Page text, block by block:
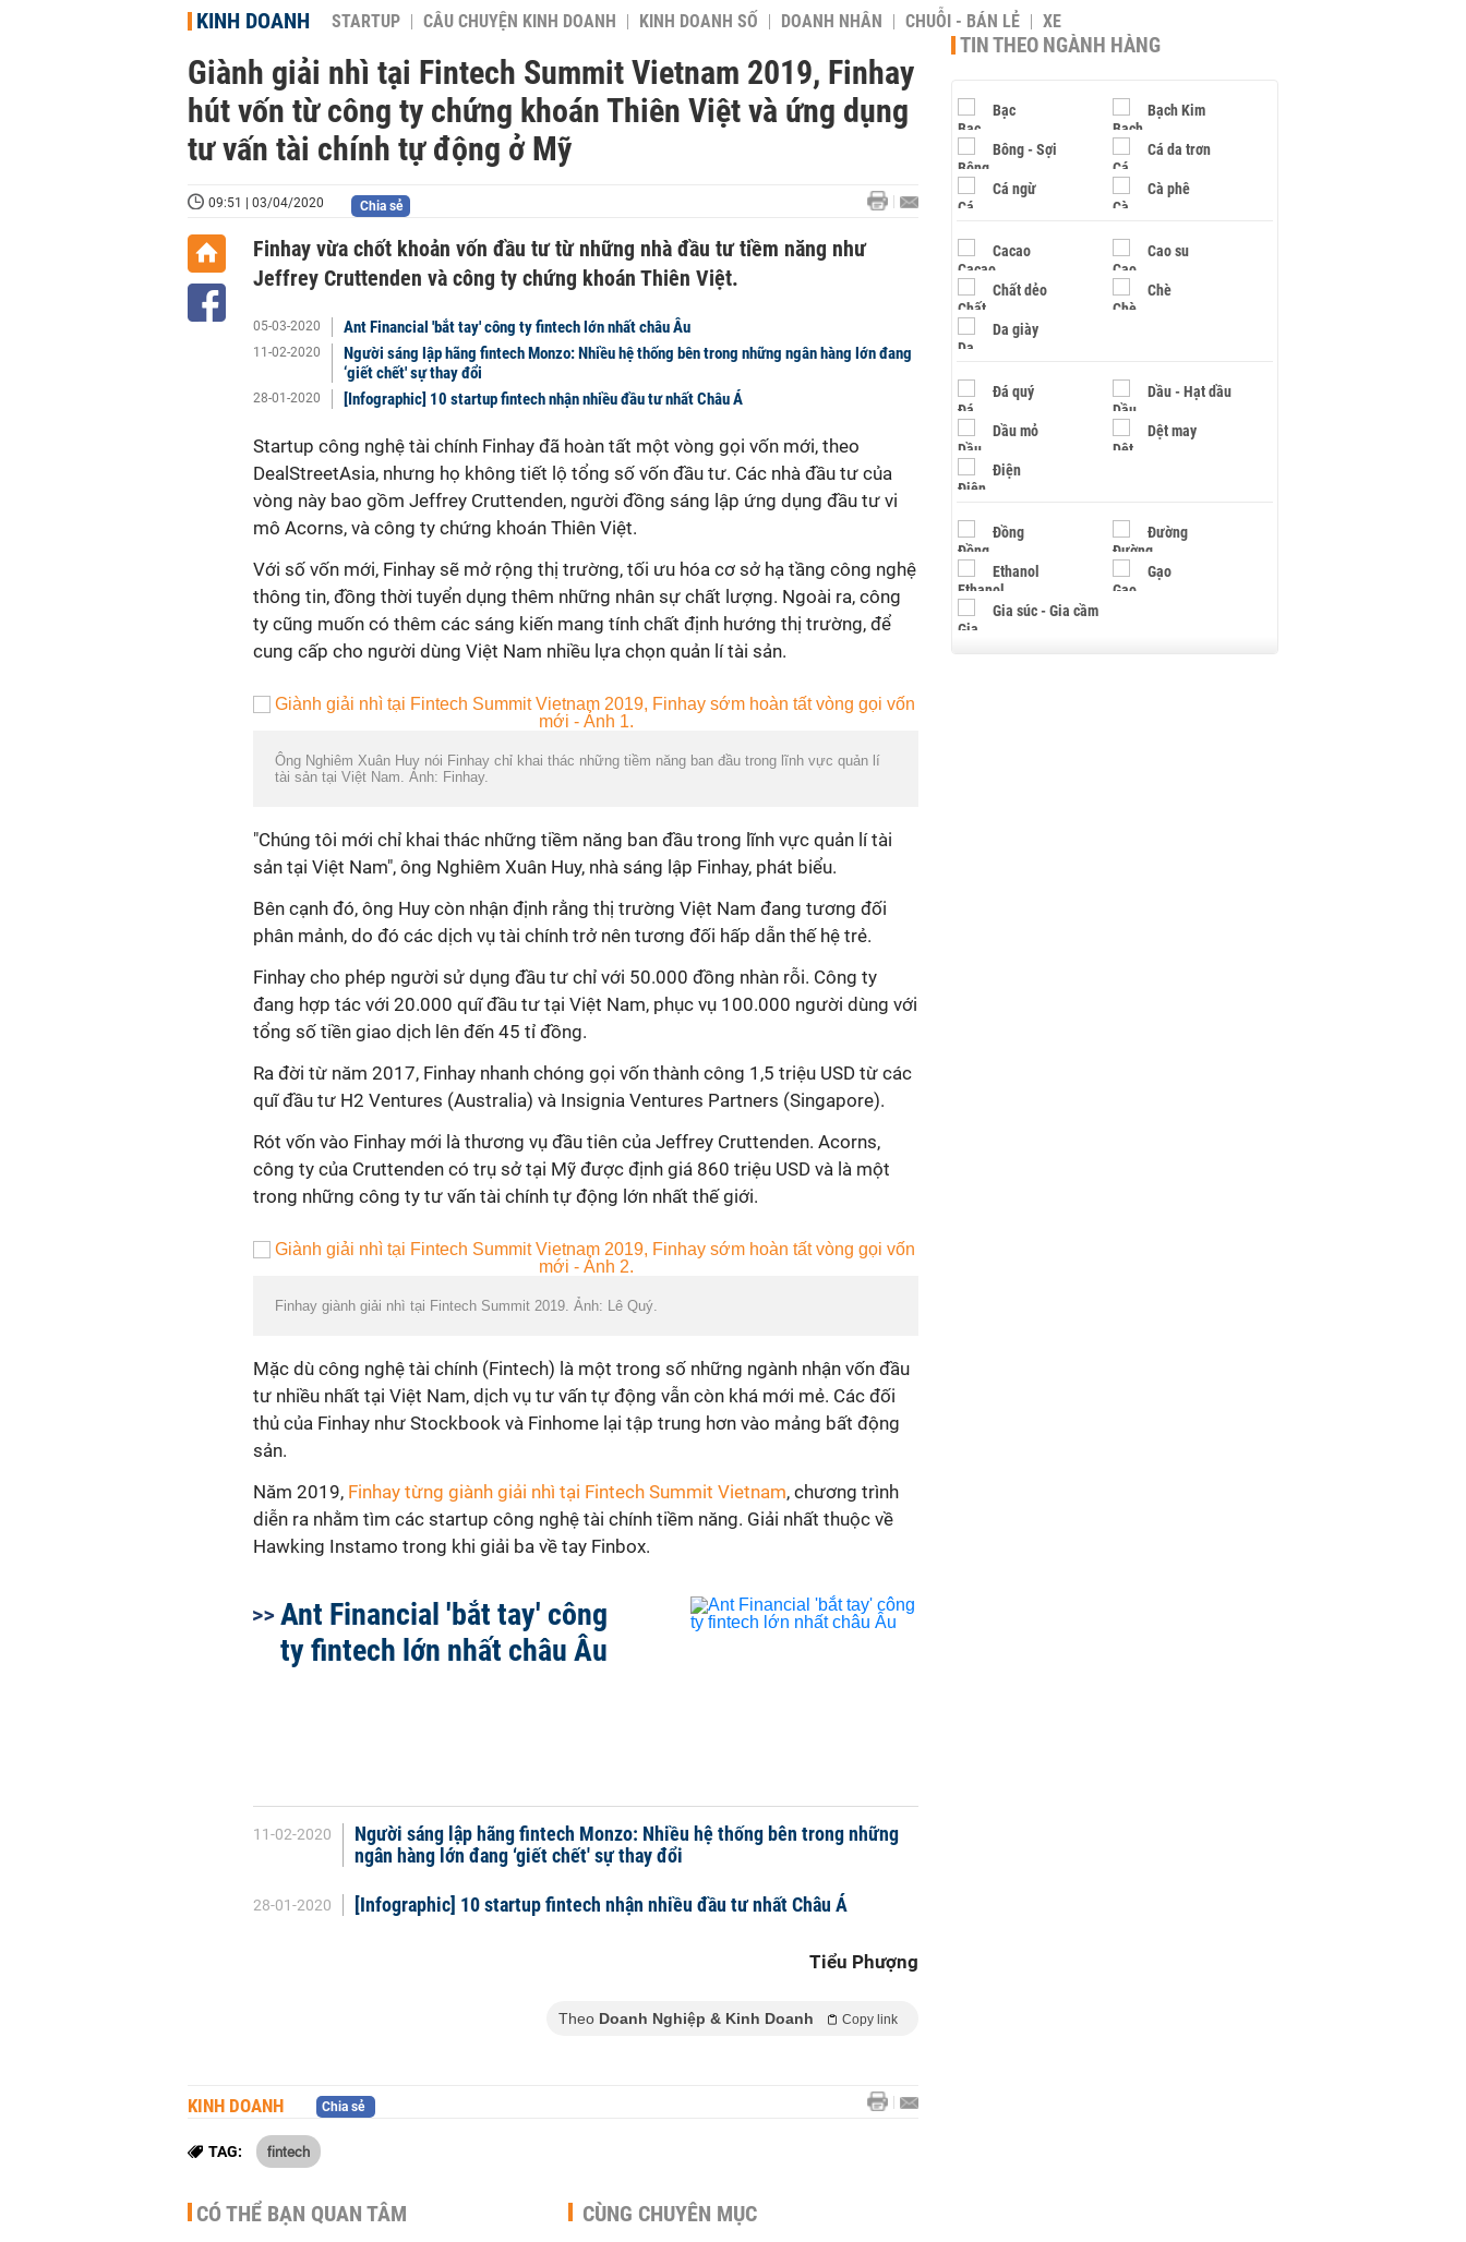
KINH DOANH STARTUP CÂU CHUYỆN KINH DOANH KINH DOANH SỐ DOANH NHÂN CHUỖI - BÁN LẺ XE
Giành giải nhì tại Fintech Summit Vietnam 2019, Finhay
hút vốn từ công ty chứng khoán Thiên Việt và ứng dụng
tư vấn tài chính tự động ở Mỹ
09:51 | 03/04/2020 Chia sẻ
Finhay vừa chốt khoản vốn đầu tư từ những nhà đầu tư tiềm năng như
Jeffrey Cruttenden và công ty chứng khoán Thiên Việt.
05-03-2020 Ant Financial 'bắt tay' công ty fintech lớn nhất châu Âu
11-02-2020
Người sáng lập hãng fintech Monzo: Nhiều hệ thống bên trong những ngân hàng lớn đang
‘giết chết' sự thay đổi
28-01-2020 [Infographic] 10 startup fintech nhận nhiều đầu tư nhất Châu Á
Startup công nghệ tài chính Finhay đã hoàn tất một vòng gọi vốn mới, theo
DealStreetAsia, nhưng họ không tiết lộ tổng số vốn đầu tư. Các nhà đầu tư của
vòng này bao gồm Jeffrey Cruttenden, người đồng sáng lập ứng dụng đầu tư vi
mô Acorns, và công ty chứng khoán Thiên Việt.
Với số vốn mới, Finhay sẽ mở rộng thị trường, tối ưu hóa cơ sở hạ tầng công nghệ
thông tin, đồng thời tuyển dụng thêm những nhân sự chất lượng. Ngoài ra, công
ty cũng muốn có thêm các sáng kiến mang tính chất định hướng thị trường, để
cung cấp cho người dùng Việt Nam nhiều lựa chọn quản lí tài sản.
Ông Nghiêm Xuân Huy nói Finhay chỉ khai thác những tiềm năng ban đầu trong lĩnh vực quản lí
tài sản tại Việt Nam. Ảnh: Finhay.
"Chúng tôi mới chỉ khai thác những tiềm năng ban đầu trong lĩnh vực quản lí tài
sản tại Việt Nam", ông Nghiêm Xuân Huy, nhà sáng lập Finhay, phát biểu.
Bên cạnh đó, ông Huy còn nhận định rằng thị trường Việt Nam đang tương đối
phân mảnh, do đó các dịch vụ tài chính trở nên tương đối hấp dẫn thế hệ trẻ.
Finhay cho phép người sử dụng đầu tư chỉ với 50.000 đồng nhàn rỗi. Công ty
đang hợp tác với 20.000 quĩ đầu tư tại Việt Nam, phục vụ 100.000 người dùng với
tổng số tiền giao dịch lên đến 45 tỉ đồng.
Ra đời từ năm 2017, Finhay nhanh chóng gọi vốn thành công 1,5 triệu USD từ các
quĩ đầu tư H2 Ventures (Australia) và Insignia Ventures Partners (Singapore).
Rót vốn vào Finhay mới là thương vụ đầu tiên của Jeffrey Cruttenden. Acorns,
công ty của Cruttenden có trụ sở tại Mỹ được định giá 860 triệu USD và là một
trong những công ty tư vấn tài chính tự động lớn nhất thế giới.
Finhay giành giải nhì tại Fintech Summit 2019. Ảnh: Lê Quý.
Mặc dù công nghệ tài chính (Fintech) là một trong số những ngành nhận vốn đầu
tư nhiều nhất tại Việt Nam, dịch vụ tư vấn tự động vẫn còn khá mới mẻ. Các đối
thủ của Finhay như Stockbook và Finhome lại tập trung hơn vào mảng bất động
sản.
Năm 2019, Finhay từng giành giải nhì tại Fintech Summit Vietnam, chương trình
diễn ra nhằm tìm các startup công nghệ tài chính tiềm năng. Giải nhất thuộc về
Hawking Instamo trong khi giải ba về tay Finbox.
Ant Financial 'bắt tay' công
ty fintech lớn nhất châu Âu
11-02-2020
Người sáng lập hãng fintech Monzo: Nhiều hệ thống bên trong những
ngân hàng lớn đang ‘giết chết' sự thay đổi
28-01-2020 [Infographic] 10 startup fintech nhận nhiều đầu tư nhất Châu Á
Tiểu Phượng
Theo Doanh Nghiệp & Kinh Doanh Copy link
KINH DOANH Chia sẻ
TAG: fintech
CÓ THỂ BẠN QUAN TÂM CÙNG CHUYÊN MỤC
TIN THEO NGÀNH HÀNG
Bạc Bạch Kim
Bông - Sợi Cá da trơn
Cá ngừ Cà phê
Cacao Cao su
Chất dẻo Chè
Da giày
Đá quý Dầu - Hạt dầu
Dầu mỏ Dệt may
Điện
Đồng Đường
Ethanol Gạo
Gia súc - Gia cầm